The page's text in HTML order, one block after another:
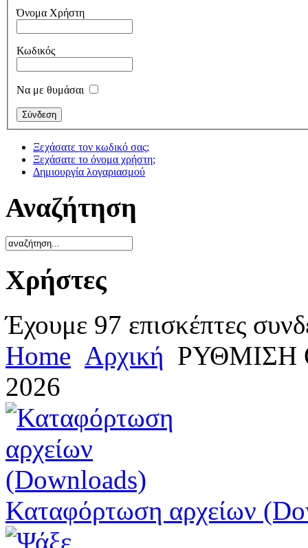
Όνομα Χρήστη
Κωδικός
Να με θυμάσαι
Ξεχάσατε τον κωδικό σας;
Ξεχάσατε το όνομα χρήστη;
Δημιουργία λογαριασμού
Αναζήτηση
Χρήστες
Έχουμε 97 επισκέπτες
Home Αρχική ΡΥΘΜΙΣΗ
2026
Καταφόρτωση αρχείων